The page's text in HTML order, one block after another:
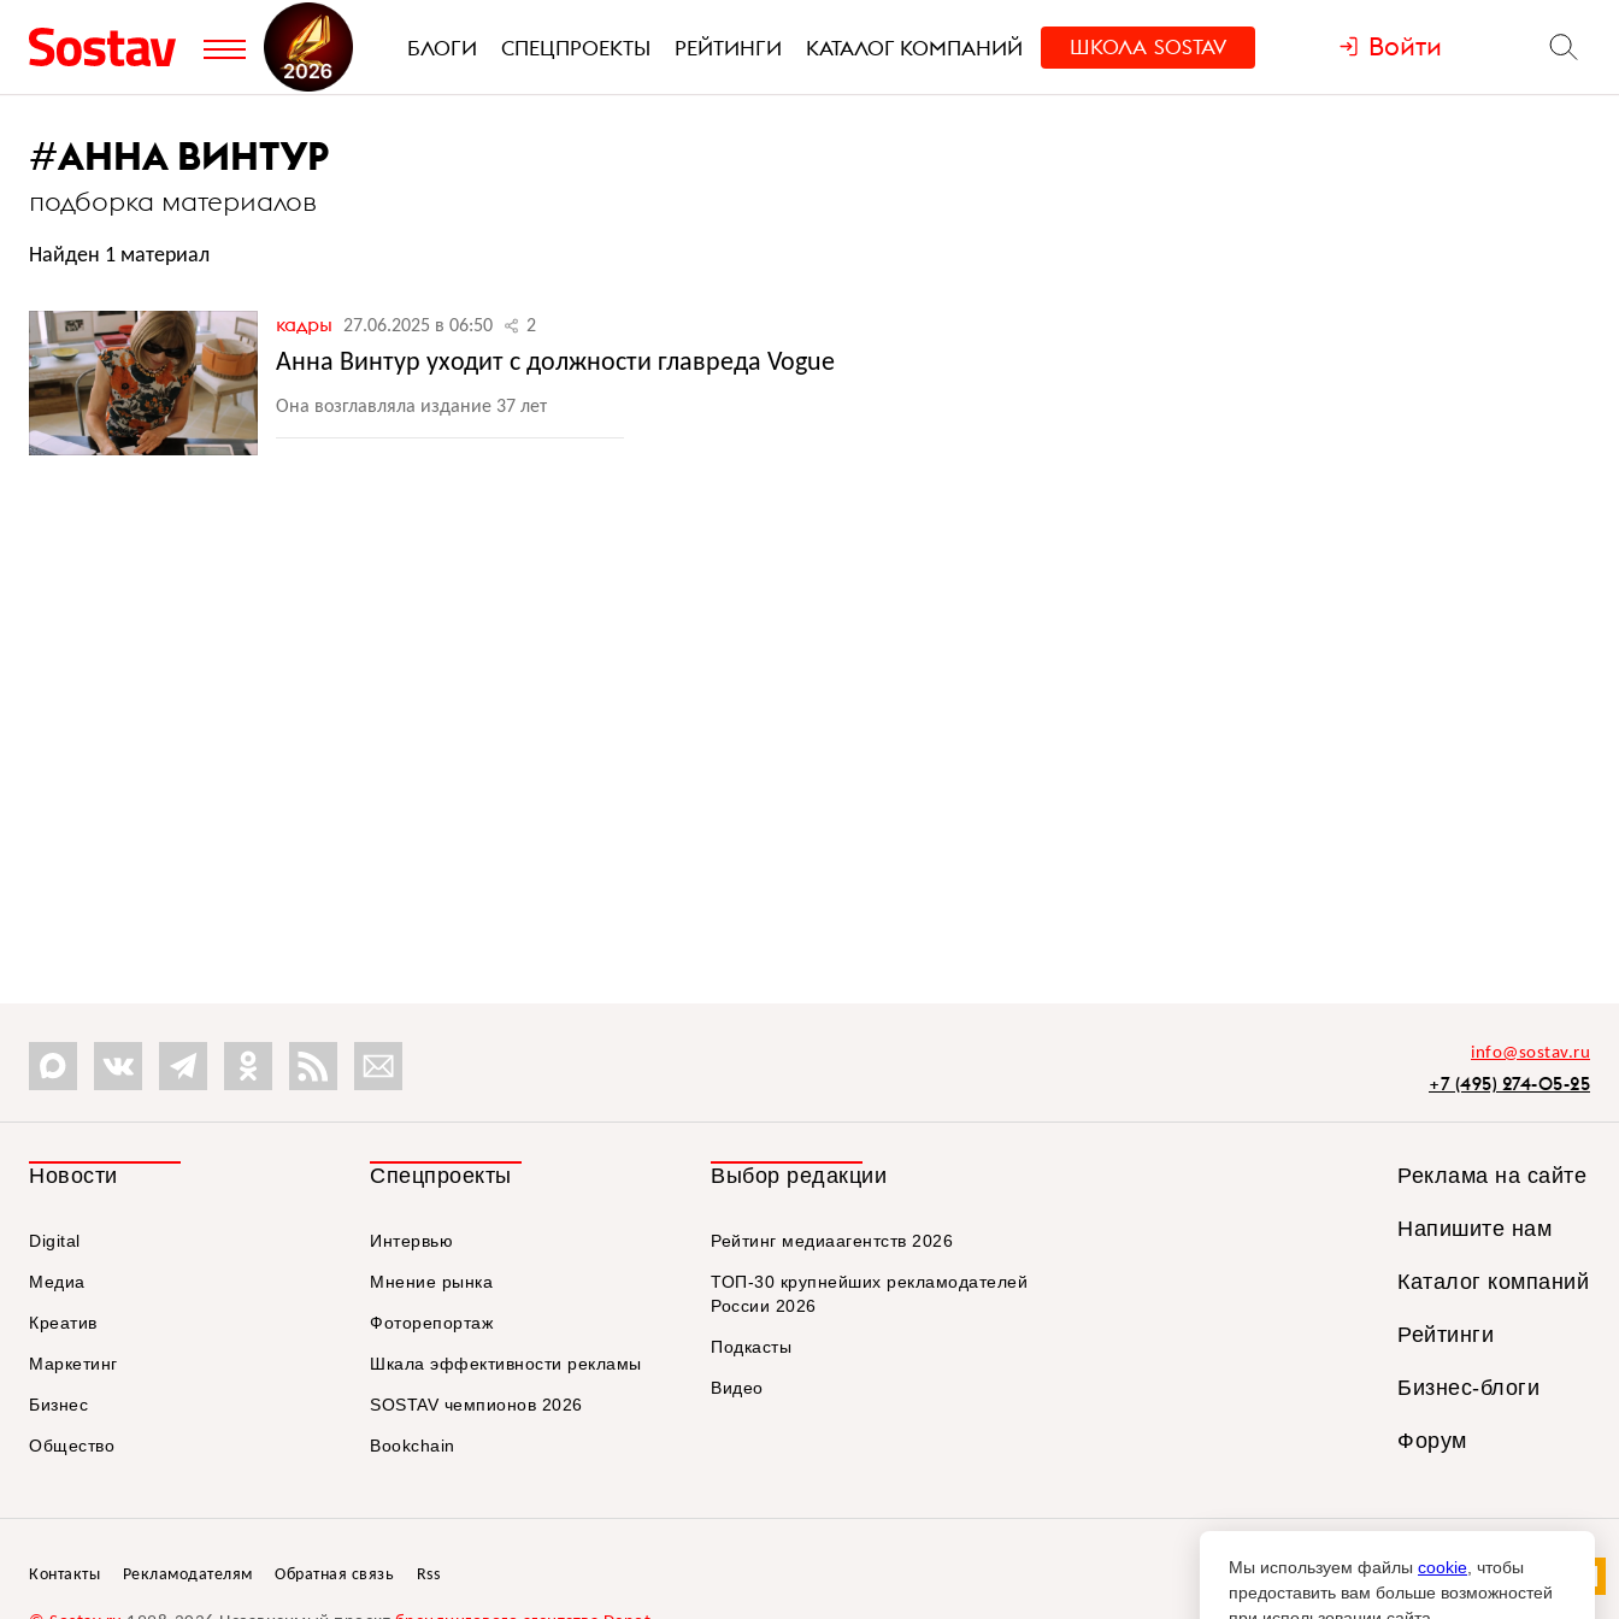
БЛОГИ СПЕЦПРОЕКТЫ РЕЙТИНГИ КАТАЛОГ КОМПАНИЙ ШКОЛА SOSTAV Войти
#АННА ВИНТУР
подборка материалов
Найден 1 материал
кадры 27.06.2025 в 06:50 2
Анна Винтур уходит с должности главреда Vogue
Она возглавляла издание 37 лет
info@sostav.ru
+7 (495) 274-05-25
Новости
Digital
Медиа
Креатив
Маркетинг
Бизнес
Общество
Спецпроекты
Интервью
Мнение рынка
Фоторепортаж
Шкала эффективности рекламы
SOSTAV чемпионов 2026
Bookchain
Выбор редакции
Рейтинг медиаагентств 2026
ТОП-30 крупнейших рекламодателей
России 2026
Подкасты
Видео
Реклама на сайте
Напишите нам
Каталог компаний
Рейтинги
Бизнес-блоги
Форум
Контакты Рекламодателям Обратная связь Rss Мы используем файлы cookie , чтобы
предоставить вам больше возможностей